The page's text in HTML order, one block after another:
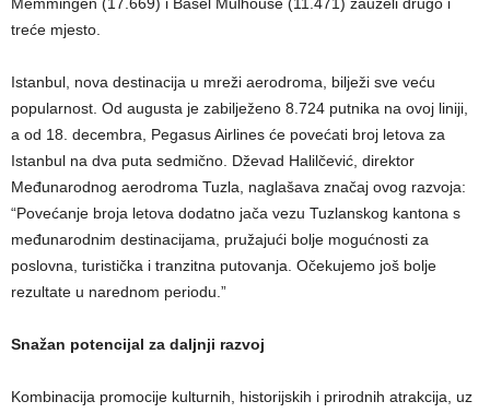
treće mjesto.
Istanbul, nova destinacija u mreži aerodroma, bilježi sve veću
popularnost. Od augusta je zabilježeno 8.724 putnika na ovoj liniji,
a od 18. decembra, Pegasus Airlines će povećati broj letova za
Istanbul na dva puta sedmično. Dževad Halilčević, direktor
Međunarodnog aerodroma Tuzla, naglašava značaj ovog razvoja:
“Povećanje broja letova dodatno jača vezu Tuzlanskog kantona s
međunarodnim destinacijama, pružajući bolje mogućnosti za
poslovna, turistička i tranzitna putovanja. Očekujemo još bolje
rezultate u narednom periodu.”
Snažan potencijal za daljnji razvoj
Kombinacija promocije kulturnih, historijskih i prirodnih atrakcija, uz